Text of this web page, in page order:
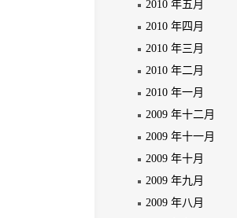
2010 年五月
2010 年四月
2010 年三月
2010 年二月
2010 年一月
2009 年十二月
2009 年十一月
2009 年十月
2009 年九月
2009 年八月